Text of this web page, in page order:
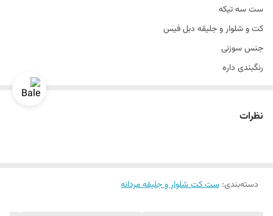
دراپ
قواره
ست سه تیکه
کت و شلوار و جلیقه دبل فیس
جنس سوزنی
رنگبندی داره
سایزبندی استاندارد
نظرات
دسته‌بندی: ست کت شلوار و جلیقه مردانه